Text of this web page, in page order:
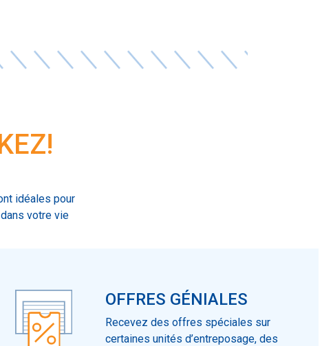
idéales pour
votre vie
OFFRES GÉNIALES
Recevez des offres spéciales sur
certaines unités d’entreposage, des